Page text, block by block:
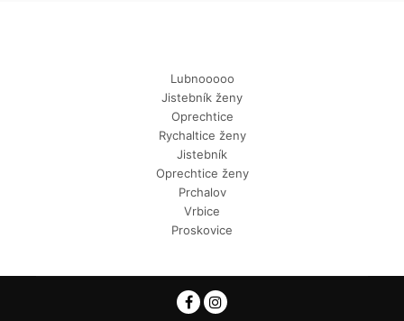
Lubnooooo
Jistebník ženy
Oprechtice
Rychaltice ženy
Jistebník
Oprechtice ženy
Prchalov
Vrbice
Proskovice